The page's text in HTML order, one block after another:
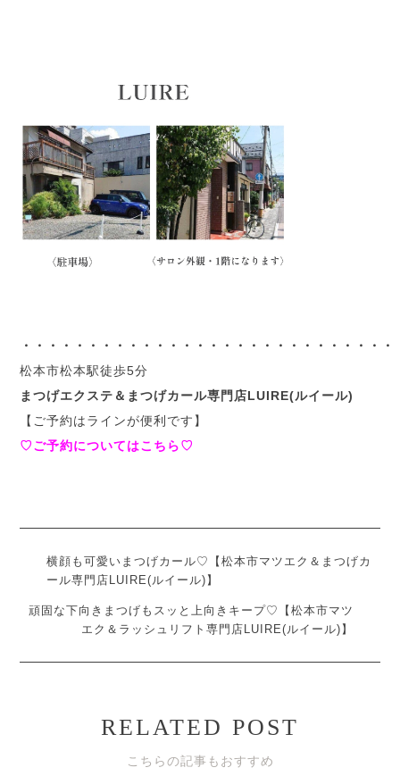
・・・・・・・・・・・・・・・・・・・・・・・・・・・・
松本市松本駅徒歩5分
まつげエクステ＆まつげカール専門店LUIRE(ルイール)
【ご予約はラインが便利です】
♡ご予約についてはこちら♡
横顔も可愛いまつげカール♡【松本市マツエク＆まつげカ
ール専門店LUIRE(ルイール)】
頑固な下向きまつげもスッと上向きキープ♡【松本市マツ
エク＆ラッシュリフト専門店LUIRE(ルイール)】
RELATED POST
こちらの記事もおすすめ